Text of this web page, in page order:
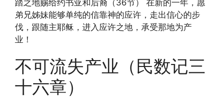
踏之地赐给约书亚和后裔（36节） 在新的一年，愿
弟兄姊妹能够单纯的信靠神的应许，走出信心的步
伐，跟随主耶稣，进入应许之地，承受那地为产
业！
不可流失产业（民数记三
十六章）